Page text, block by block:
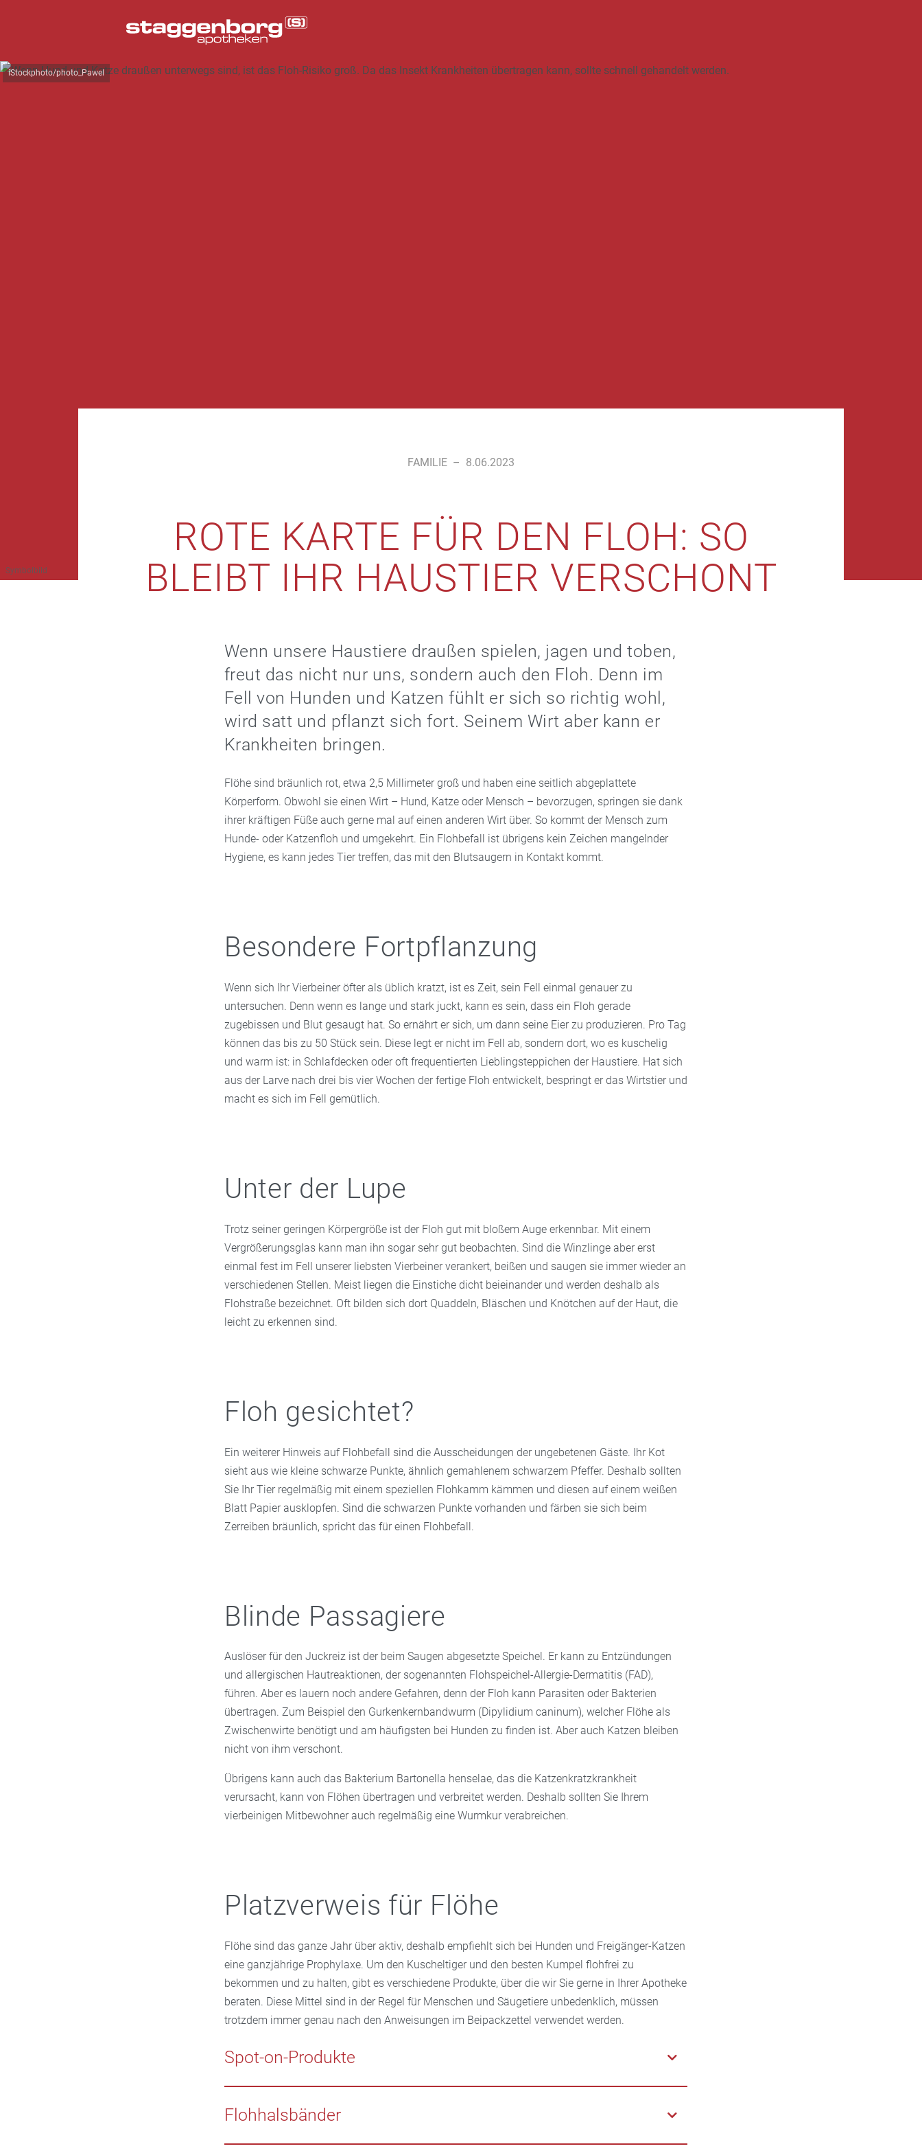
iStockphoto/photo_Pawel
Symbolbild
FAMILIE – 8.06.2023
ROTE KARTE FÜR DEN FLOH: SO
BLEIBT IHR HAUSTIER VERSCHONT
Wenn unsere Haustiere draußen spielen, jagen und toben,
freut das nicht nur uns, sondern auch den Floh. Denn im
Fell von Hunden und Katzen fühlt er sich so richtig wohl,
wird satt und pflanzt sich fort. Seinem Wirt aber kann er
Krankheiten bringen.
Flöhe sind bräunlich rot, etwa 2,5 Millimeter groß und haben eine seitlich abgeplattete
Körperform. Obwohl sie einen Wirt – Hund, Katze oder Mensch – bevorzugen, springen sie dank
ihrer kräftigen Füße auch gerne mal auf einen anderen Wirt über. So kommt der Mensch zum
Hunde- oder Katzenfloh und umgekehrt. Ein Flohbefall ist übrigens kein Zeichen mangelnder
Hygiene, es kann jedes Tier treffen, das mit den Blutsaugern in Kontakt kommt.
Besondere Fortpflanzung
Wenn sich Ihr Vierbeiner öfter als üblich kratzt, ist es Zeit, sein Fell einmal genauer zu
untersuchen. Denn wenn es lange und stark juckt, kann es sein, dass ein Floh gerade
zugebissen und Blut gesaugt hat. So ernährt er sich, um dann seine Eier zu produzieren. Pro Tag
können das bis zu 50 Stück sein. Diese legt er nicht im Fell ab, sondern dort, wo es kuschelig
und warm ist: in Schlafdecken oder oft frequentierten Lieblingsteppichen der Haustiere. Hat sich
aus der Larve nach drei bis vier Wochen der fertige Floh entwickelt, bespringt er das Wirtstier und
macht es sich im Fell gemütlich.
Unter der Lupe
Trotz seiner geringen Körpergröße ist der Floh gut mit bloßem Auge erkennbar. Mit einem
Vergrößerungsglas kann man ihn sogar sehr gut beobachten. Sind die Winzlinge aber erst
einmal fest im Fell unserer liebsten Vierbeiner verankert, beißen und saugen sie immer wieder an
verschiedenen Stellen. Meist liegen die Einstiche dicht beieinander und werden deshalb als
Flohstraße bezeichnet. Oft bilden sich dort Quaddeln, Bläschen und Knötchen auf der Haut, die
leicht zu erkennen sind.
Floh gesichtet?
Ein weiterer Hinweis auf Flohbefall sind die Ausscheidungen der ungebetenen Gäste. Ihr Kot
sieht aus wie kleine schwarze Punkte, ähnlich gemahlenem schwarzem Pfeffer. Deshalb sollten
Sie Ihr Tier regelmäßig mit einem speziellen Flohkamm kämmen und diesen auf einem weißen
Blatt Papier ausklopfen. Sind die schwarzen Punkte vorhanden und färben sie sich beim
Zerreiben bräunlich, spricht das für einen Flohbefall.
Blinde Passagiere
Auslöser für den Juckreiz ist der beim Saugen abgesetzte Speichel. Er kann zu Entzündungen
und allergischen Hautreaktionen, der sogenannten Flohspeichel-Allergie-Dermatitis (FAD),
führen. Aber es lauern noch andere Gefahren, denn der Floh kann Parasiten oder Bakterien
übertragen. Zum Beispiel den Gurkenkernbandwurm (Dipylidium caninum), welcher Flöhe als
Zwischenwirte benötigt und am häufigsten bei Hunden zu finden ist. Aber auch Katzen bleiben
nicht von ihm verschont.
Übrigens kann auch das Bakterium Bartonella henselae, das die Katzenkratzkrankheit
verursacht, kann von Flöhen übertragen und verbreitet werden. Deshalb sollten Sie Ihrem
vierbeinigen Mitbewohner auch regelmäßig eine Wurmkur verabreichen.
Platzverweis für Flöhe
Flöhe sind das ganze Jahr über aktiv, deshalb empfiehlt sich bei Hunden und Freigänger-Katzen
eine ganzjährige Prophylaxe. Um den Kuscheltiger und den besten Kumpel flohfrei zu
bekommen und zu halten, gibt es verschiedene Produkte, über die wir Sie gerne in Ihrer Apotheke
beraten. Diese Mittel sind in der Regel für Menschen und Säugetiere unbedenklich, müssen
trotzdem immer genau nach den Anweisungen im Beipackzettel verwendet werden.
Spot-on-Produkte
Wirksame Mittel gegen Flöhe – sowohl bei Befall wie auch zur Prophylaxe – sind Spot-on-
Produkte (engl.: spot on = auftröpfeln) mit dem Wirkstoff Imidacloprid oder Fipronil. Sie sind
dosiert werden muss. Die Lösungen werden mit einer Pipette in den Nacken oder zwischen die
Flohhalsbänder
Flohhalsbänder, zum Beispiel mit den Wirkstoffen Flumethrin und Imidacloprid, sind eine